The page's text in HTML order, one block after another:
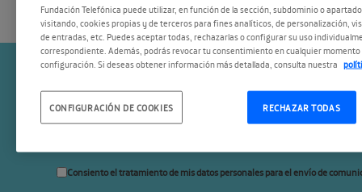
Suscríbete a la
Consiento el tratamiento de mis datos personales para el envío de
Fundación Telefónica puede utilizar, en función de la sección, subdominio o
visitando, cookies propias y de terceros para fines analíticos, de personalización,
de entradas, etc. Puedes aceptar todas, rechazarlas o configurar su uso
correspondiente. Además, podrás revocar tu consentimiento en cualquier momento
configuración. Si deseas obtener información más detallada, consulta nuestra
RECHAZAR TODAS
CONFIGURACIÓN DE COOKIES